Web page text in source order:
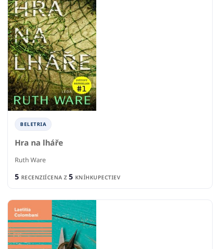
BELETRIA
Hra na lháře
Ruth Ware
5 RECENZIÍCENA Z 5 KNÍHKUPECTIEV